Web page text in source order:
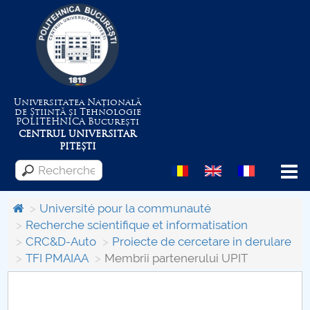
Universitatea Națională
de Știință și Tehnologie
POLITEHNICABucurești
CENTRUL UNIVERSITAR
PITEȘTI
Menu
Despre Universitate
Centrul de Management al Proiectelor
Université pour la communauté
Recherche scientifique et informatisation
CRC&D-Auto
Proiecte de cercetare in derulare
TFI PMAIAA
Membrii partenerului UPIT